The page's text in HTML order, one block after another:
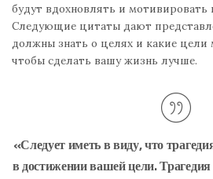
будут вдохновлять и мотивировать
Следующие цитаты дают
должны знать о целях и какие цели
чтобы сделать вашу жизнь лучше.
«Следует иметь в виду, что
в достижении вашей цели.